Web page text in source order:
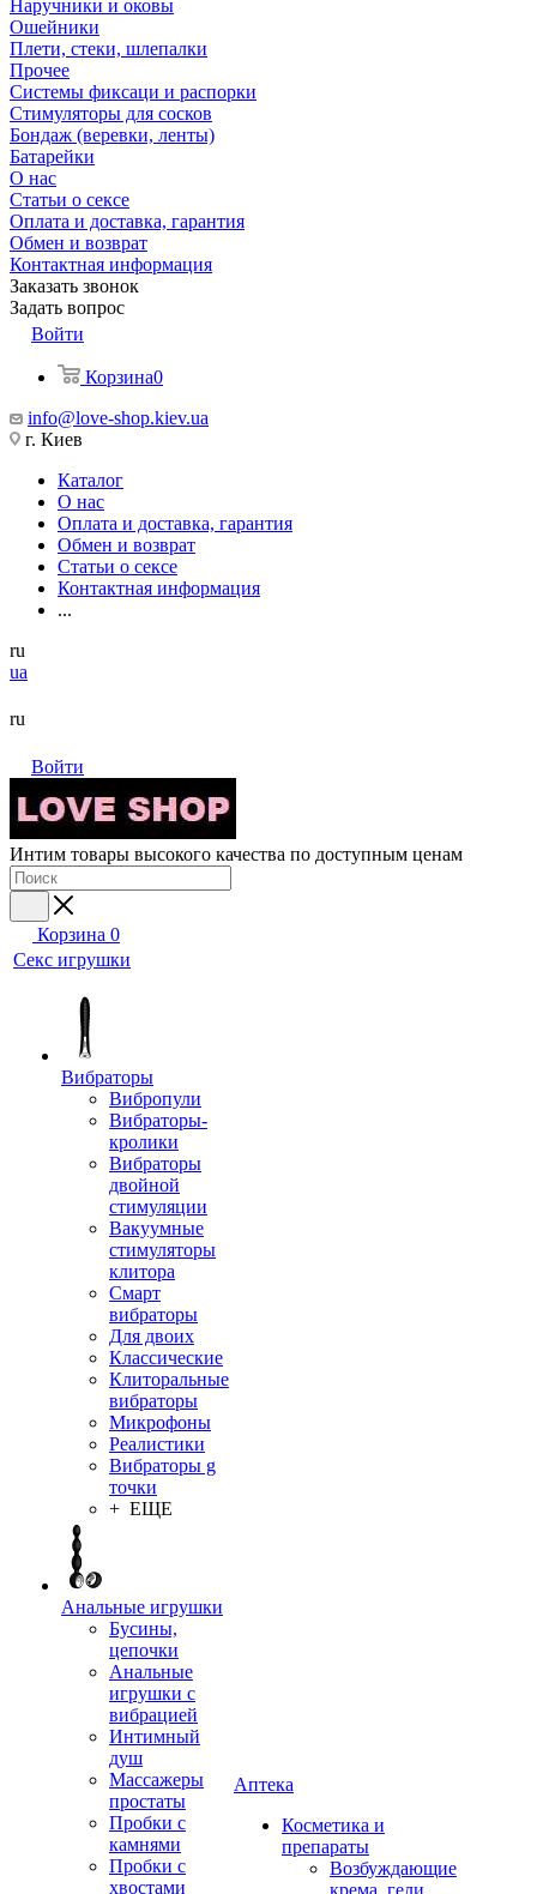
Наручники и оковы
Ошейники
Плети, стеки, шлепалки
Прочее
Системы фиксаци и распорки
Стимуляторы для сосков
Бондаж (веревки, ленты)
Батарейки
О нас
Статьи о сексе
Оплата и доставка, гарантия
Обмен и возврат
Контактная информация
Заказать звонок
Задать вопрос
Войти
Корзина0
info@love-shop.kiev.ua
г. Киев
Каталог
О нас
Оплата и доставка, гарантия
Обмен и возврат
Статьи о сексе
Контактная информация
...
ru
ua
ru
Войти
Интим товары высокого качества по доступным ценам
Корзина 0
Секс игрушки
Вибраторы
Вибропули
Вибраторы-
кролики
Вибраторы
двойной
стимуляции
Вакуумные
стимуляторы
клитора
Смарт
вибраторы
Для двоих
Классические
Клиторальные
вибраторы
Микрофоны
Реалистики
Вибраторы g
точки
+ ЕЩЕ
Анальные игрушки
Бусины,
цепочки
Анальные
игрушки с
вибрацией
Интимный
душ
Массажеры
простаты
Пробки с
камнями
Пробки с
хвостами
Аптека
Косметика и
препараты
Возбуждающие
крема, гели